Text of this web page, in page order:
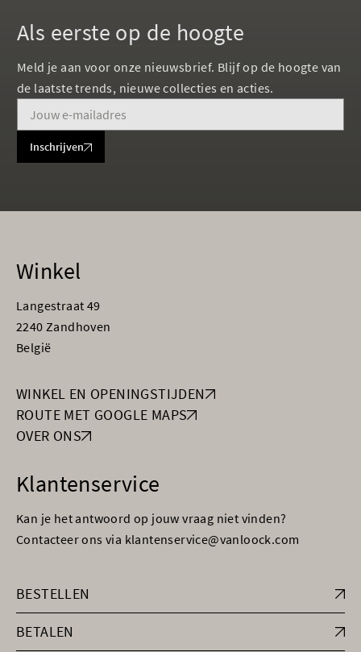
Als eerste op de hoogte
Meld je aan voor onze nieuwsbrief. Blijf op de hoogte van
de laatste trends, nieuwe collecties en acties.
Inschrijven
Winkel
Langestraat 49
2240 Zandhoven
België
WINKEL EN OPENINGSTIJDEN
ROUTE MET GOOGLE MAPS
OVER ONS
Klantenservice
Kan je het antwoord op jouw vraag niet vinden?
Contacteer ons via klantenservice@vanloock.com
BESTELLEN
BETALEN